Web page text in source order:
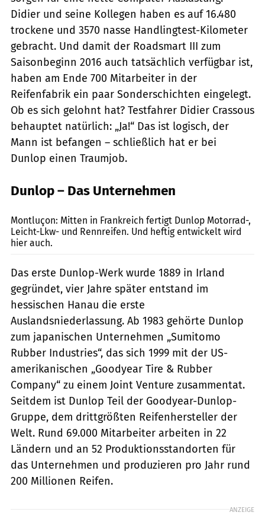
Didier und seine Kollegen haben es auf 16.480
trockene und 3570 nasse Handlingtest-Kilometer
gebracht. Und damit der Roadsmart III zum
Saisonbeginn 2016 auch tatsächlich verfügbar ist,
haben am Ende 700 Mitarbeiter in der
Reifenfabrik ein paar Sonderschichten eingelegt.
Ob es sich gelohnt hat? Testfahrer Didier Crassous
behauptet natürlich: „Ja!“ Das ist logisch, der
Mann ist befangen – schließlich hat er bei
Dunlop einen Traumjob.
Dunlop – Das Unternehmen
Montluçon: Mitten in Frankreich fertigt Dunlop Motorrad-,
Leicht-Lkw- und Rennreifen. Und heftig entwickelt wird
hier auch.
Das erste Dunlop-Werk wurde 1889 in Irland
gegründet, vier Jahre später entstand im
hessischen Hanau die erste
Auslandsniederlassung. Ab 1983 gehörte Dunlop
zum japanischen Unternehmen „Sumitomo
Rubber Industries“, das sich 1999 mit der US-
amerikanischen „Goodyear Tire & Rubber
Company“ zu einem Joint Venture zusammentat.
Seitdem ist Dunlop Teil der Goodyear-Dunlop-
Gruppe, dem drittgrößten Reifenhersteller der
Welt. Rund 69.000 Mitarbeiter arbeiten in 22
Ländern und an 52 Produktionsstandorten für
das Unternehmen und produzieren pro Jahr rund
200 Millionen Reifen.
ANZEIGE